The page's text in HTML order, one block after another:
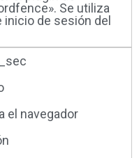
Se utiliza
inicio de sesión del
el navegador